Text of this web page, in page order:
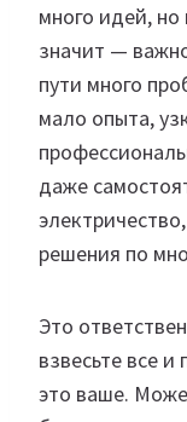
много идей, но
значит —
пути много
мало опыта,
даже
решения по
Это
взвесьте все
это ваше.